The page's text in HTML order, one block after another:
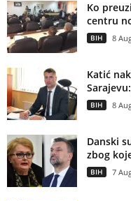
Ko
centru
BIH 8
Katić
BIH 8
Danski
zbog
BIH 7